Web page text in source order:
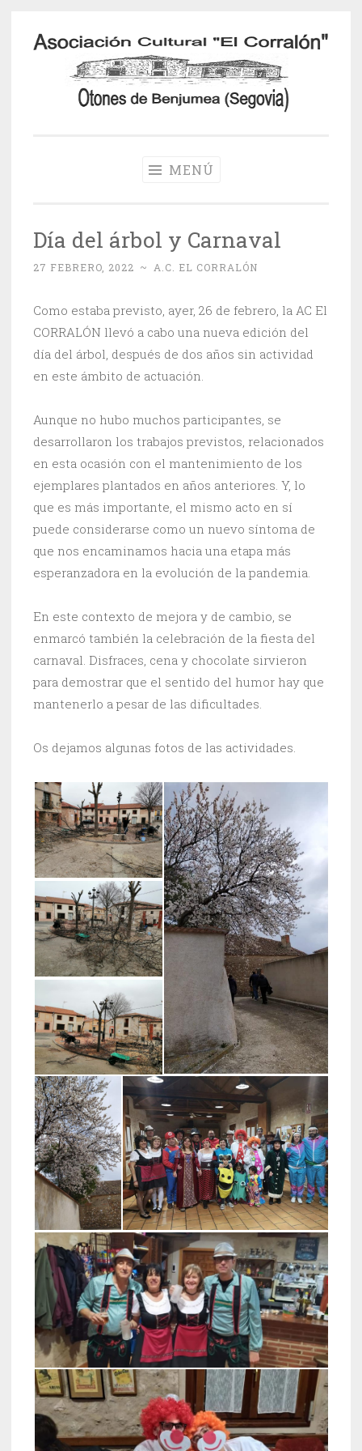
Saltar
contenido
MENÚ
Día del árbol y Carnaval
27 FEBRERO, 2022 ~ A.C. EL CORRALÓN
Como estaba previsto, ayer, 26 de febrero, la AC El
CORRALÓN llevó a cabo una nueva edición del
día del árbol, después de dos años sin actividad
en este ámbito de actuación.
Aunque no hubo muchos participantes, se
desarrollaron los trabajos previstos, relacionados
en esta ocasión con el mantenimiento de los
ejemplares plantados en años anteriores. Y, lo
que es más importante, el mismo acto en sí
puede considerarse como un nuevo síntoma de
que nos encaminamos hacia una etapa más
esperanzadora en la evolución de la pandemia.
En este contexto de mejora y de cambio, se
enmarcó también la celebración de la fiesta del
carnaval. Disfraces, cena y chocolate sirvieron
para demostrar que el sentido del humor hay que
mantenerlo a pesar de las dificultades.
Os dejamos algunas fotos de las actividades.